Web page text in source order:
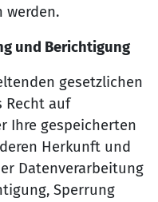
werden.
und Berichtigung
gesetzlichen
Recht auf
Ihre gespeicherten
Herkunft und
Datenverarbeitung
Sperrung